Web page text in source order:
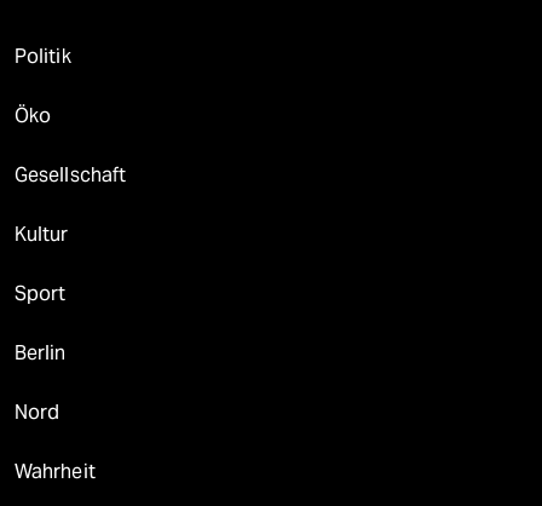
Politik
Öko
Gesellschaft
Kultur
Sport
Berlin
Nord
Wahrheit